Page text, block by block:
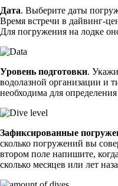
Дата. Выберите даты
Время встречи в дайвинг-
Для погружения на лодке
Уровень подготовки.
водолазной организации и
необходима для
Зафиксированные
сколько погружений вы
втором поле напишите,
сколько месяцев или лет